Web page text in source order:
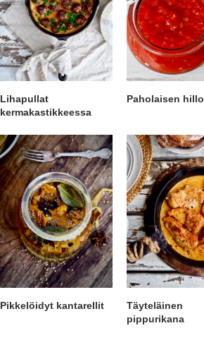
Lihapullat
kermakastikkeessa
Paholaisen hillo
Pikkelöidyt kantarellit
Täyteläinen
pippurikana